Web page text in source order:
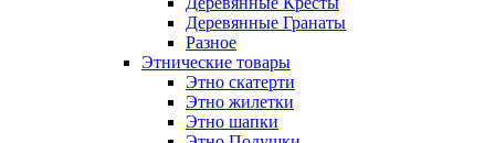
Деревянные Гранаты
Разное
Этнические товары
Этно скатерти
Этно жилетки
Этно шапки